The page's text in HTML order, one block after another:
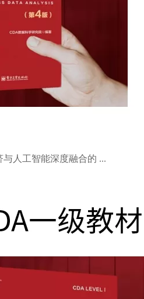
人工智能深度融合的 ...